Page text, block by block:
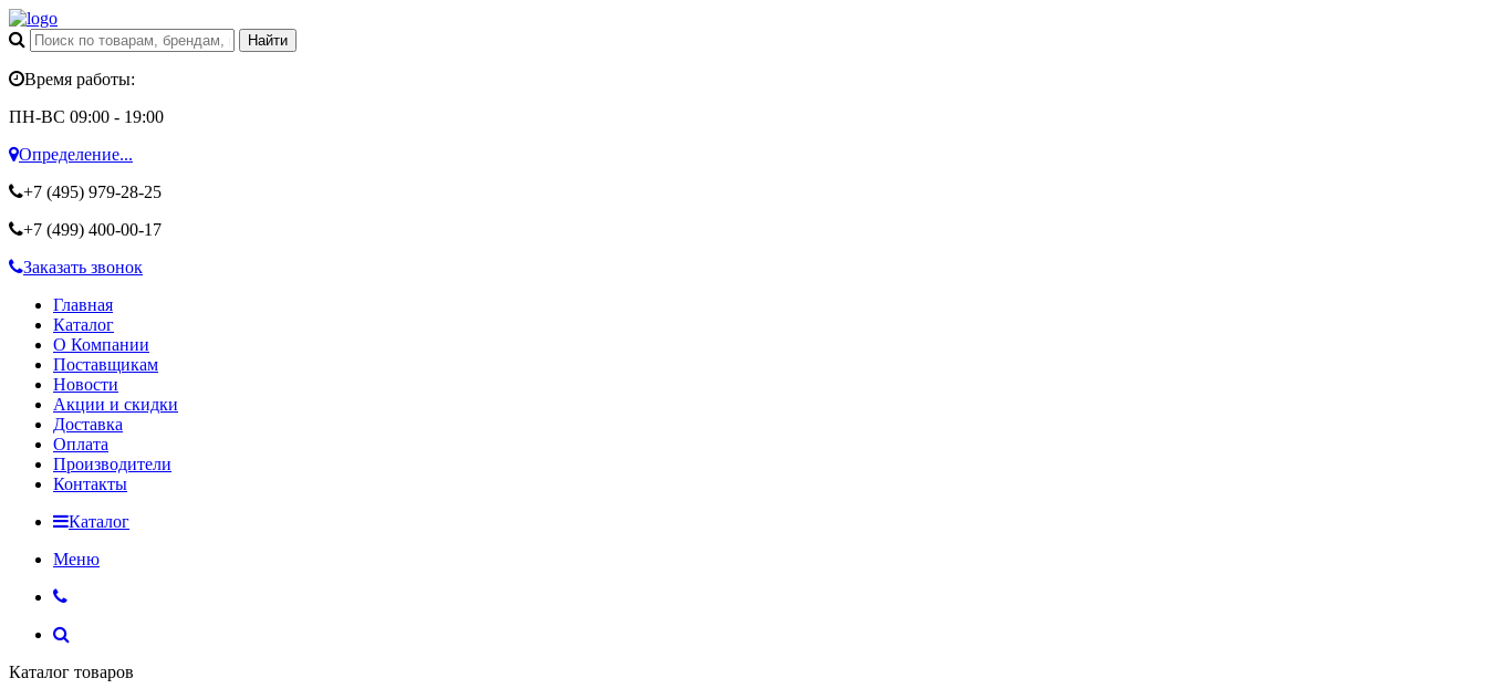
Время работы:
ПН-ВС 09:00 - 19:00
Определение...
+7 (495) 979-28-25
+7 (499) 400-00-17
Заказать звонок
Главная
Каталог
О Компании
Поставщикам
Новости
Акции и скидки
Доставка
Оплата
Производители
Контакты
Каталог
Меню
Каталог товаров